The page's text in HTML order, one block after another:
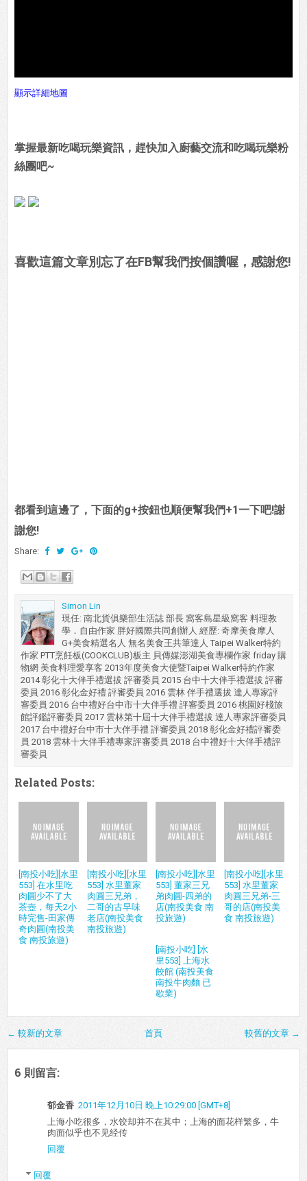
顯示詳細地圖
掌握最新吃喝玩樂資訊，趕快加入廚藝交流和吃喝玩樂粉
絲團吧~
喜歡這篇文章別忘了在FB幫我們按個讚喔，感謝您!
都看到這邊了，下面的g+按鈕也順便幫我們+1一下吧!謝
謝您!
Share:
Simon Lin
現任: 南北貨俱樂部生活誌 部長 窩客島星級窩客 料理教
學．自由作家 胖好國際共同創辦人 經歷: 奇摩美食摩人
G+美食精選名人 無名美食王共筆達人 Taipei Walker特約
作家 PTT烹飪板(COOKCLUB)板主 貝傳媒澎湖美食專欄作家 friday 購
物網 美食料理愛享客 2013年度美食大使暨Taipei Walker特約作家
2014 彰化十大伴手禮選拔 評審委員 2015 台中十大伴手禮選拔 評審
委員 2016 彰化金好禮 評審委員 2016 雲林 伴手禮選拔 達人專家評
審委員 2016 台中禮好台中市十大伴手禮 評審委員 2016 桃園好棧旅
館評鑑評審委員 2017 雲林第十屆十大伴手禮選拔 達人專家評審委員
2017 台中禮好台中市十大伴手禮 評審委員 2018 彰化金好禮評審委
員 2018 雲林十大伴手禮專家評審委員 2018 台中禮好十大伴手禮評
審委員
Related Posts:
[南投小吃][水里
553] 在水里吃
肉圓少不了大
茶壺，每天2小
時完售-田家傳
奇肉圓(南投美
食 南投旅遊)
[南投小吃][水里
553] 水里董家
肉圓三兄弟，
二哥的古早味
老店(南投美食
南投旅遊)
[南投小吃][水里
553] 董家三兄
弟肉圓-四弟的
店(南投美食 南
投旅遊)
[南投小吃][水里
553] 水里董家
肉圓三兄弟-三
哥的店(南投美
食 南投旅遊)
[南投小吃] [水
里553] 上海水
餃館 (南投美食
南投牛肉麵 已
歇業)
← 較新的文章 較舊的文章 →
首頁
6 則留言:
郁金香 2011年12月10日 晚上10:29:00 [GMT+8]
上海小吃很多，水饺却并不在其中；上海的面花样繁多，牛
肉面似乎也不见经传
回覆
回覆